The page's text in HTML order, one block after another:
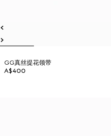
GG真丝提花领带
A$400